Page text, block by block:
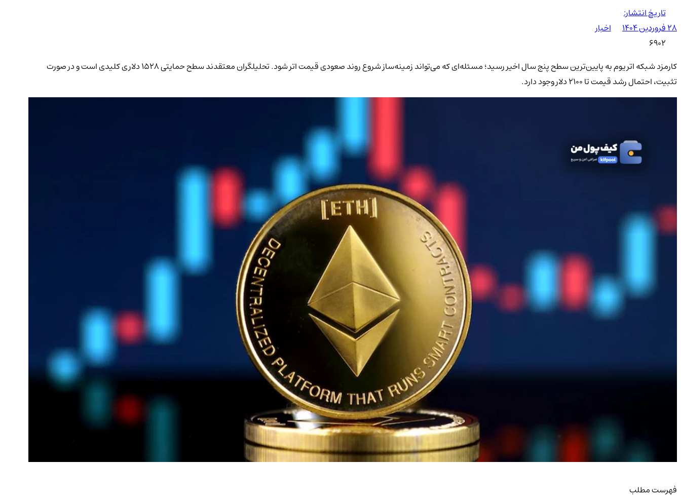
تاریخ انتشار:
۲۸ فروردین ۱۴۰۴
اخبار
6902
کارمزد شبکه اتریوم به پایین‌ترین سطح پنج سال اخیر رسید؛ مسئله‌ای که می‌تواند زمینه‌ساز شروع روند صعودی قیمت اتر شود. تحلیلگران معتقدند سطح حمایتی ۱۵۲۸ دلاری کلیدی است و در صورت
تثبیت، احتمال رشد قیمت تا ۲۱۰۰ دلار وجود دارد.
فهرست مطلب